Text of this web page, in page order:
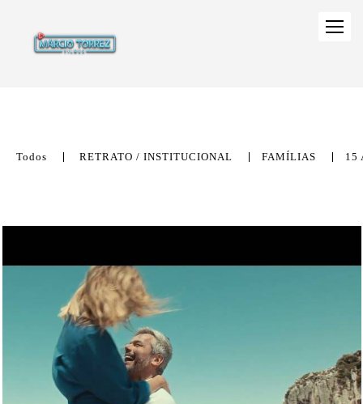
Todos RETRATO / INSTITUCIONAL FAMÍLIAS 15